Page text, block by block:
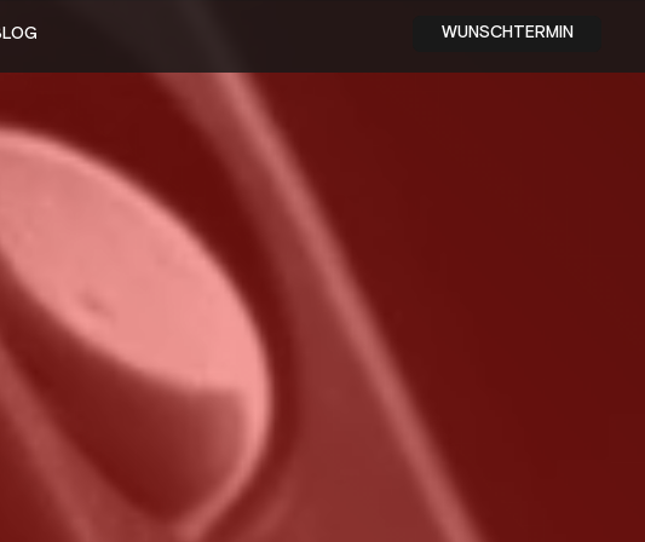
WUNSCHTERMIN
SOMMERREIFENWECHSEL
ab 19 €
inkl. Sichtprüfung & Reifendruck-Check
- Radwechsel Winter → Sommer
- Sichtprüfung inklusive
- Reifendruck-Check inklusive